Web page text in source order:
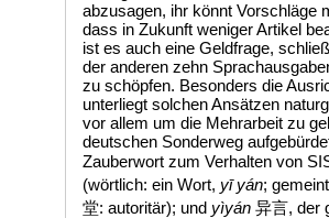
abzusagen, ihr könnt Vorschläge
dass in Zukunft weniger Artikel
ist es auch eine Geldfrage,
der anderen zehn
zu schöpfen. Besonders die
unterliegt solchen Ansätzen
vor allem um die Mehrarbeit zu
deutschen Sonderweg
Zauberwort zum Verhalten von
(wörtlich: ein Wort, yī yán;
堂: autoritär); und yìyán 异言, der